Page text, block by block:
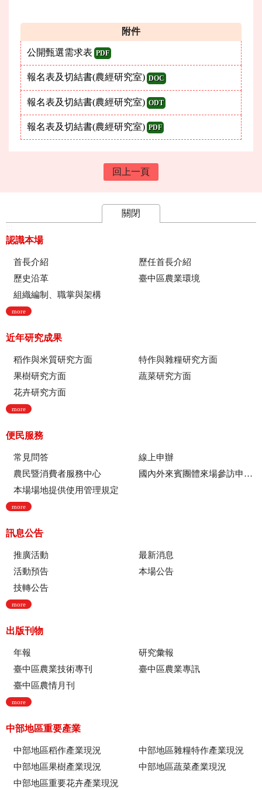
附件
公開甄選需求表 PDF
報名表及切結書(農經研究室) DOC
報名表及切結書(農經研究室) ODT
報名表及切結書(農經研究室) PDF
回上一頁
關閉
認識本場
首長介紹
歷任首長介紹
歷史沿革
臺中區農業環境
組織編制、職掌與架構
more
近年研究成果
稻作與米質研究方面
特作與雜糧研究方面
果樹研究方面
蔬菜研究方面
花卉研究方面
more
便民服務
常見問答
線上申辦
農民暨消費者服務中心
國內外來賓團體來場參訪申請流程
本場場地提供使用管理規定
more
訊息公告
推廣活動
最新消息
活動預告
本場公告
技轉公告
more
出版刊物
年報
研究彙報
臺中區農業技術專刊
臺中區農業專訊
臺中區農情月刊
more
中部地區重要產業
中部地區稻作產業現況
中部地區雜糧特作產業現況
中部地區果樹產業現況
中部地區蔬菜產業現況
中部地區重要花卉產業現況